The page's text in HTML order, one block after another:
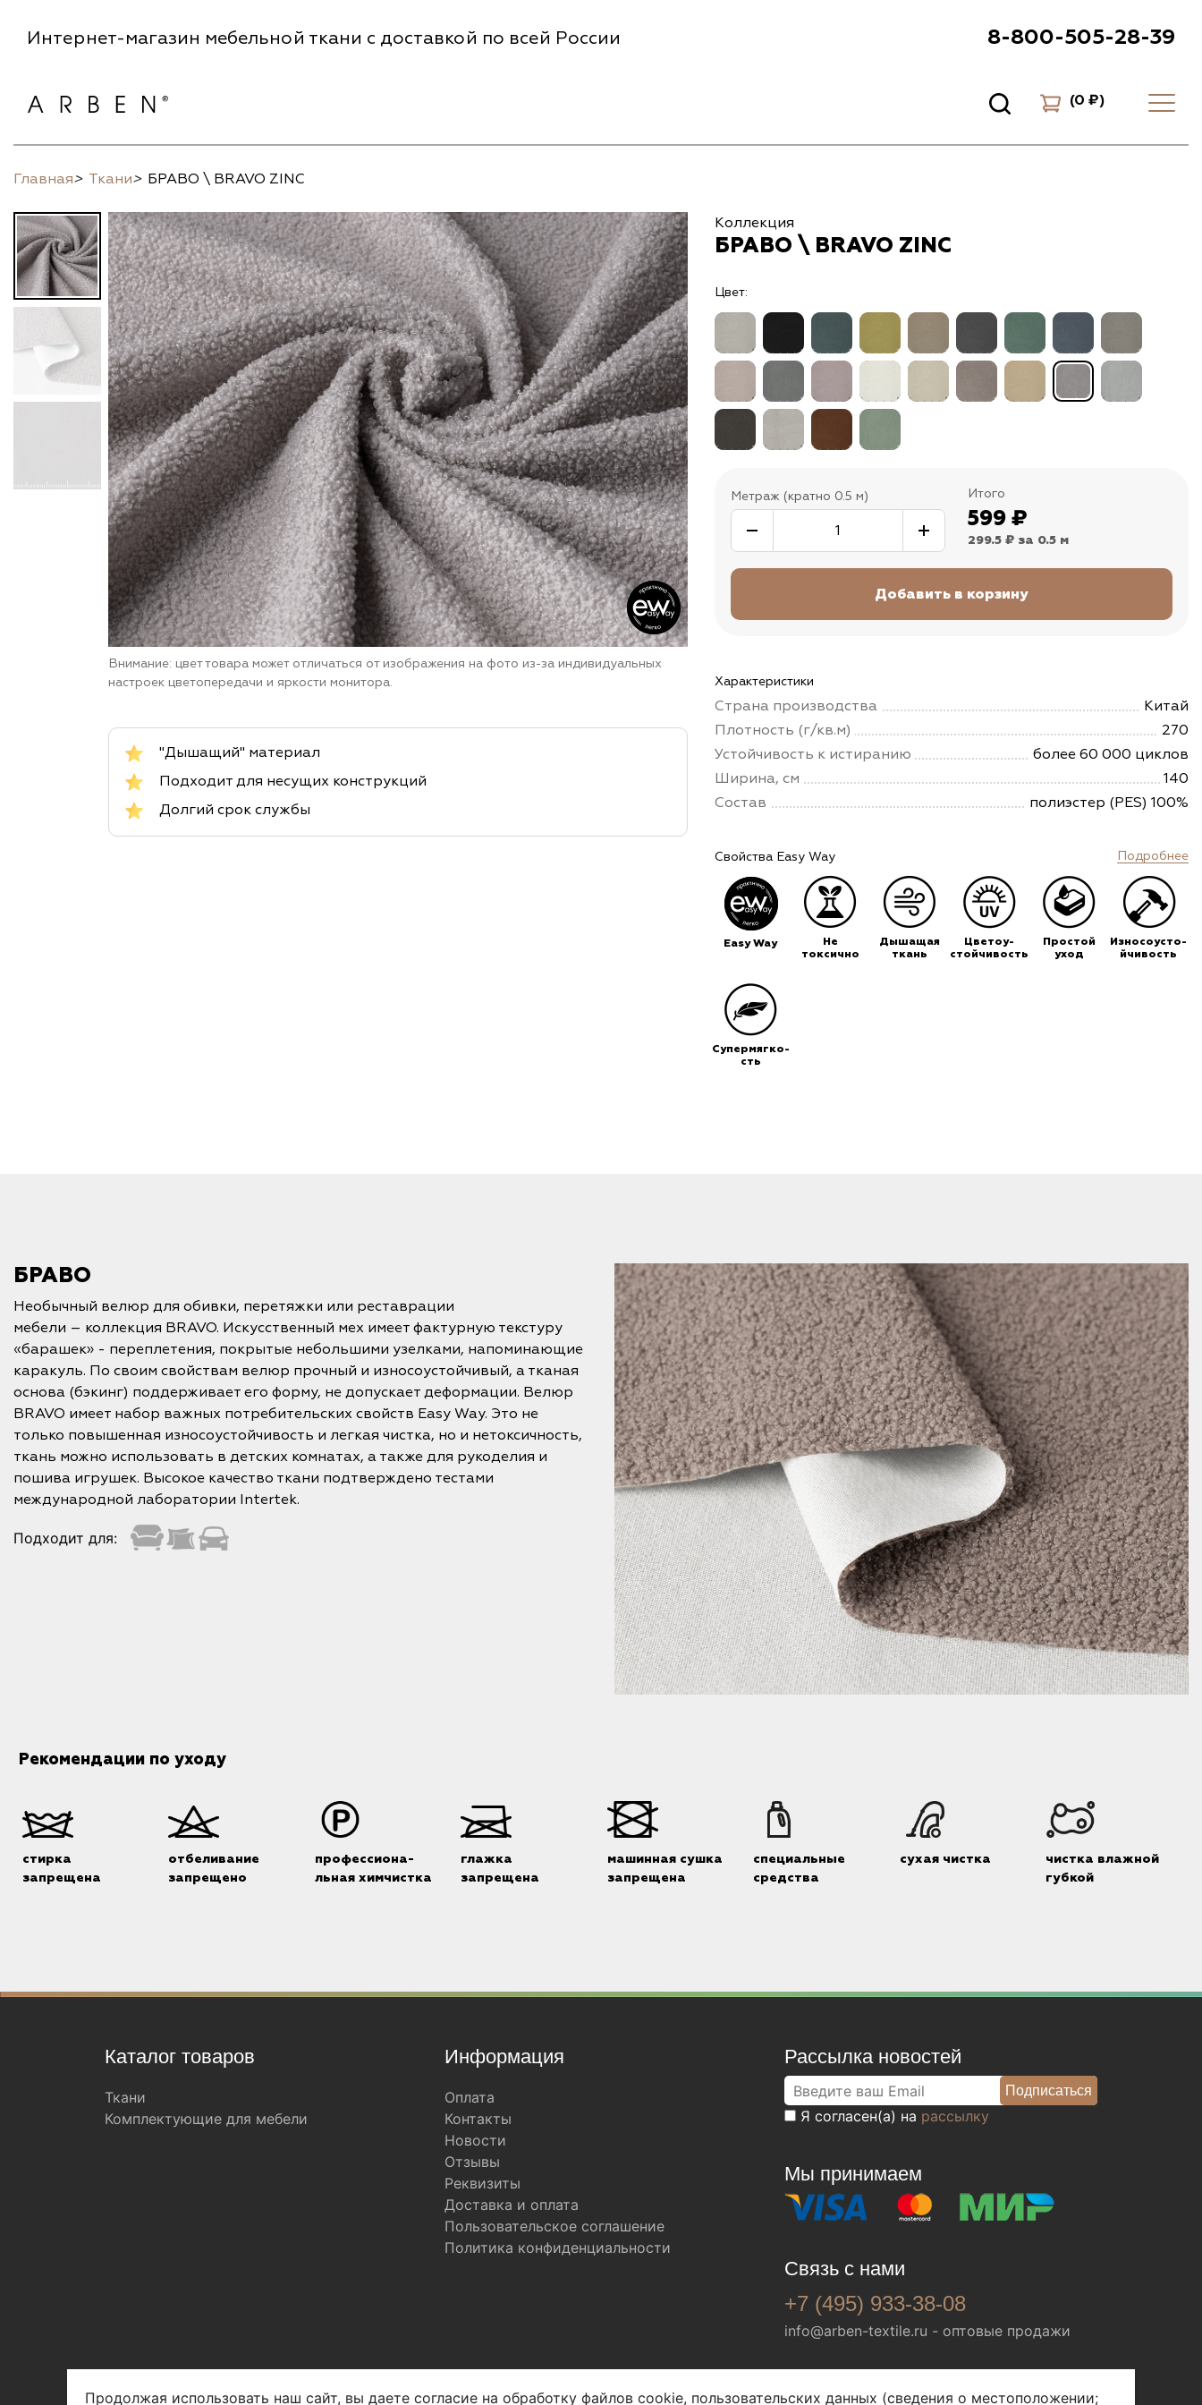
Интернет-магазин мебельной ткани с доставкой по всей России 8-800-505-28-39
(0 ₽)
Главная> Ткани> БРАВО \ BRAVO ZINC
Внимание: цвет товара может отличаться от изображения на фото из-за индивидуальных
настроек цветопередачи и яркости монитора.
"Дышащий" материал
Подходит для несущих конструкций
Долгий срок службы
Коллекция
БРАВО \ BRAVO ZINC
Цвет:
Метраж (кратно 0.5 м) Итого
599 ₽
299.5 ₽ за 0.5 м
Характеристики
Страна производства
Китай
Плотность (г/кв.м)
270
Устойчивость к истиранию
более 60 000 циклов
Ширина, см
140
Состав
полиэстер (PES) 100%
Свойства Easy Way Подробнее
Easy Way
Не
токсично
Дышащая
ткань
Цветоу-
стойчивость
Простой
уход
Износоусто-
йчивость
Супермягко-
сть
БРАВО
Необычный велюр для обивки, перетяжки или реставрации
мебели – коллекция BRAVO. Искусственный мех имеет фактурную текстуру
«барашек» - переплетения, покрытые небольшими узелками, напоминающие
каракуль. По своим свойствам велюр прочный и износоустойчивый, а тканая
основа (бэкинг) поддерживает его форму, не допускает деформации. Велюр
BRAVO имеет набор важных потребительских свойств Easy Way. Это не
только повышенная износоустойчивость и легкая чистка, но и нетоксичность,
ткань можно использовать в детских комнатах, а также для рукоделия и
пошива игрушек. Высокое качество ткани подтверждено тестами
международной лаборатории Intertek.
Подходит для:
Рекомендации по уходу
стирка
запрещена
отбеливание
запрещено
профессиона-
льная химчистка
глажка
запрещена
машинная сушка
запрещена
специальные
средства
сухая чистка
чистка влажной
губкой
Каталог товаров
Ткани
Комплектующие для мебели
Информация
Оплата
Контакты
Новости
Отзывы
Реквизиты
Доставка и оплата
Пользовательское соглашение
Политика конфиденциальности
Рассылка новостей
Я согласен(а) на рассылку
Мы принимаем
Связь с нами
+7 (495) 933-38-08
info@arben-textile.ru - оптовые продажи
Мы в соц. сетях
Продолжая использовать наш сайт, вы даете согласие на обработку файлов cookie, пользовательских данных (сведения о местоположении;